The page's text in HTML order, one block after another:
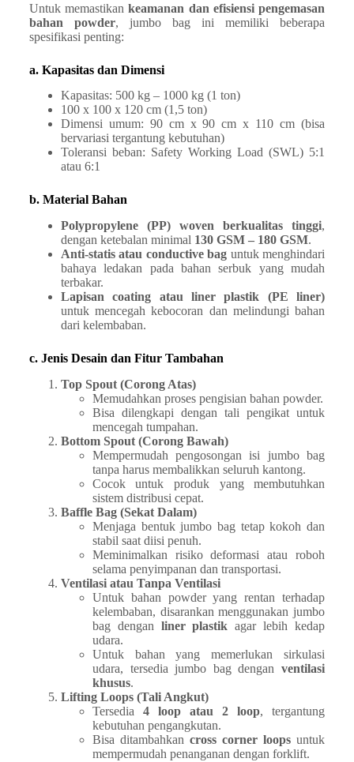
Untuk memastikankeamanan dan efisiensi pengemasan
bahan powder, jumbo bag ini memiliki beberapa
spesifikasi penting:
a. Kapasitas dan Dimensi
Kapasitas: 500 kg – 1000 kg (1 ton)
100 x 100 x 120 cm (1,5 ton)
Dimensi umum: 90 cm x 90 cm x 110 cm (bisa
bervariasi tergantung kebutuhan)
Toleransi beban: Safety Working Load (SWL) 5:1
atau 6:1
b. Material Bahan
Polypropylene (PP) woven berkualitas tinggi,
dengan ketebalan minimal 130 GSM – 180 GSM.
Anti-statis atau conductive bag untuk menghindari
bahaya ledakan pada bahan serbuk yang mudah
terbakar.
Lapisan coating atau liner plastik (PE liner)
untuk mencegah kebocoran dan melindungi bahan
dari kelembaban.
c. Jenis Desain dan Fitur Tambahan
Top Spout (Corong Atas)
Memudahkan proses pengisian bahan powder.
Bisa dilengkapi dengan tali pengikat untuk
mencegah tumpahan.
Bottom Spout (Corong Bawah)
Mempermudah pengosongan isi jumbo bag
tanpa harus membalikkan seluruh kantong.
Cocok untuk produk yang membutuhkan
sistem distribusi cepat.
Baffle Bag (Sekat Dalam)
Menjaga bentuk jumbo bag tetap kokoh dan
stabil saat diisi penuh.
Meminimalkan risiko deformasi atau roboh
selama penyimpanan dan transportasi.
Ventilasi atau Tanpa Ventilasi
Untuk bahan powder yang rentan terhadap
kelembaban, disarankan menggunakan jumbo
bag dengan liner plastik agar lebih kedap
udara.
Untuk bahan yang memerlukan sirkulasi
udara, tersedia jumbo bag denganventilasi
khusus.
Lifting Loops (Tali Angkut)
Tersedia 4 loop atau 2 loop, tergantung
kebutuhan pengangkutan.
Bisa ditambahkan cross corner loops untuk
mempermudah penanganan dengan forklift.